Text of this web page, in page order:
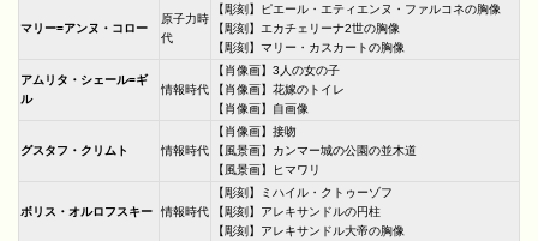
マリー=アンヌ・コロー
原子力時
代
【彫刻】ピエール・エティエンヌ・ファルコネの胸像
【彫刻】エカチェリーナ2世の胸像
【彫刻】マリー・カスカートの胸像
アムリタ・シェール=ギ
ル
情報時代
【肖像画】3人の女の子
【肖像画】花嫁のトイレ
【肖像画】自画像
グスタフ・クリムト 情報時代
【肖像画】接吻
【風景画】カンマー城の公園の並木道
【風景画】ヒマワリ
ボリス・オルロフスキー 情報時代
【彫刻】ミハイル・クトゥーゾフ
【彫刻】アレキサンドルの円柱
【彫刻】アレキサンドル大帝の胸像